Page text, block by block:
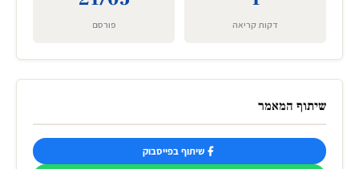
דקות קריאה פורסם
שיתוף המאמר
שיתוף בפייסבוק